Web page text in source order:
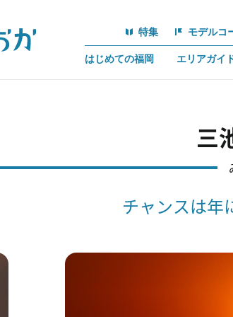
特集 モデルコ
はじめての福岡 エリアガイ
三
チャンスは年